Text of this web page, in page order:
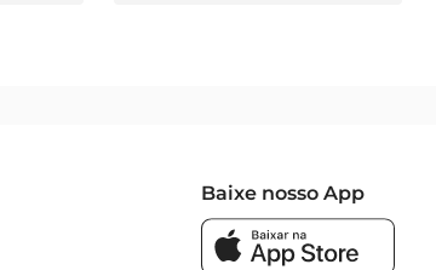
Baixe nosso App